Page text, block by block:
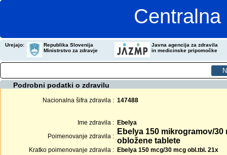
Urejajo:
Republika Slovenija
Ministrstvo za zdravje
Javna agencija za zdravila
in medicinske pripomočke
Podrobni podatki o zdravilu
Nacionalna šifra zdravila : 147488
Ime zdravila : Ebelya
Poimenovanje zdravila :
Ebelya 150 mikrogramov/
obložene tablete
Kratko poimenovanje zdravila : Ebelya 150 mcg/30 mcg obl.tbl. 21x